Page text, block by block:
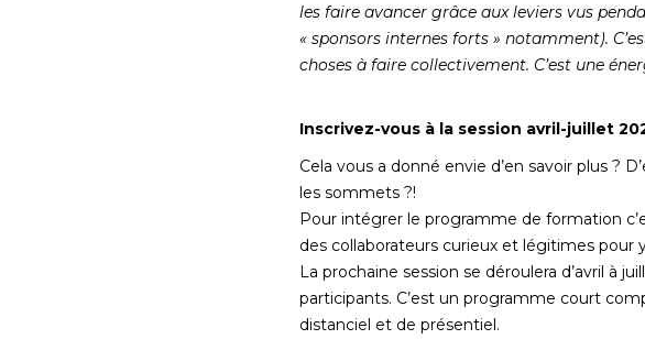
les faire avancer grâce aux leviers vus
« sponsors internes forts » notamment).
choses à faire collectivement. C’est une
Inscrivez-vous à la session avril-juillet
Cela vous a donné envie d’en savoir plus ?
les sommets ?!
Pour intégrer le programme de formation
des collaborateurs curieux et légitimes pour
La prochaine session se déroulera d’avril à
participants. C’est un programme court
distanciel et de présentiel.